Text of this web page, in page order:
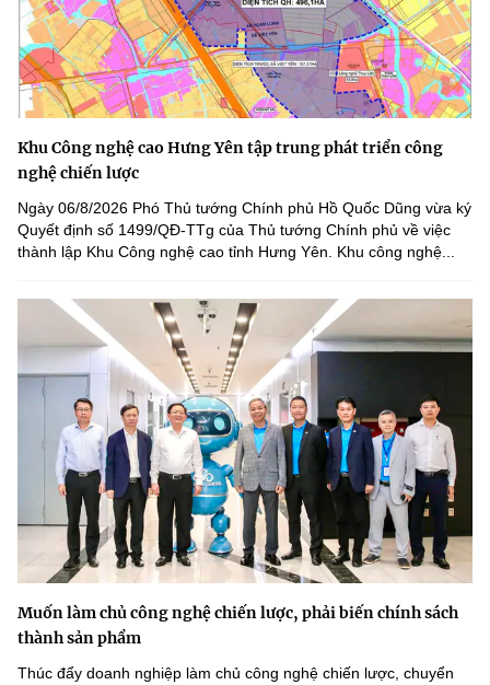
Khu Công nghệ cao Hưng Yên tập trung phát triển công
nghệ chiến lược
Ngày 06/8/2026 Phó Thủ tướng Chính phủ Hồ Quốc Dũng vừa ký
Quyết định số 1499/QĐ-TTg của Thủ tướng Chính phủ về việc
thành lập Khu Công nghệ cao tỉnh Hưng Yên. Khu công nghệ...
Muốn làm chủ công nghệ chiến lược, phải biến chính sách
thành sản phẩm
Thúc đẩy doanh nghiệp làm chủ công nghệ chiến lược, chuyển